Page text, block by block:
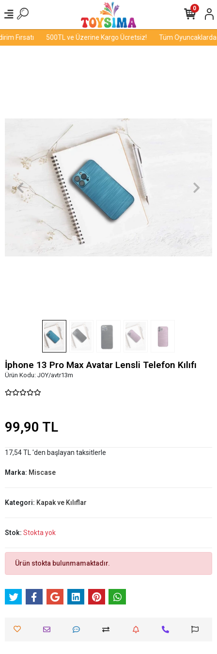
Fırsatı 500TL ve Üzerine Kargo Ücretsiz! Tüm Oyuncaklarda
0
İphone 13 Pro Max Avatar Lensli Telefon Kılıfı
Ürün Kodu: JOY/avtr13m
99,90 TL
17,54 TL 'den başlayan taksitlerle
Marka: Miscase
Kategori: Kapak ve Kılıflar
Stok: Stokta yok
Ürün stokta bulunmamaktadır.